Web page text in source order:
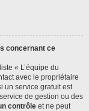
concernant ce
« L’équipe du
avec le propriétaire
un service gratuit est
de gestion ou des
contrôle et ne peut